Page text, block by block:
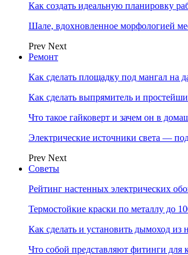
Как создать идеальную планировку
Шале, вдохновленное морфологией
Prev Next
Ремонт
Как сделать площадку под мангал на
Как сделать выпрямитель и
Что такое гайковерт и зачем он в
Электрические источники света —
Prev Next
Советы
Рейтинг настенных электрических
Термостойкие краски по металлу до
Как сделать и установить дымоход
Что собой представляют фитинги